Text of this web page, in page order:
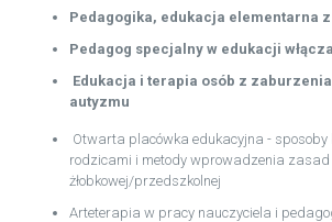
Pedagogika, edukacja elementarna
Pedagog specjalny w edukacji
Edukacja i terapia osób z
autyzmu
Otwarta placówka edukacyjna - sposoby
rodzicami i metody wprowadzenia zasad
żłobkowej/przedszkolnej
Arteterapia w pracy nauczyciela i